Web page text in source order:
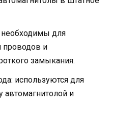
для
проводов и
замыкания.
используются для
автомагнитолой и